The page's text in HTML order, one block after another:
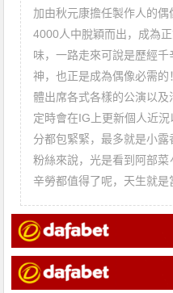
加由秋元康擔任製作人的
4000人中脫穎而出，成為
味，一路走來可說是歷經
神，也正是成為偶像必需的！ 平常阿部菜々実除了
體出席各式各樣的公演以
定時會在IG上更新個人近
分都包緊緊，最多就是小
粉絲來說，光是看到阿部
辛勞都值得了呢，天生就是